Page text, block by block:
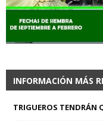
INFORMACIÓN MÁS
TRIGUEROS TENDRÁN